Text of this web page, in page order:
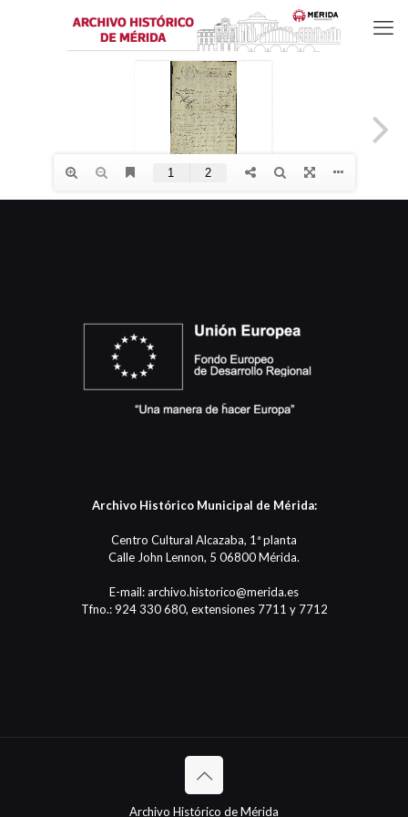
Archivo Histórico Municipal de Mérida:
Centro Cultural Alcazaba, 1ª planta
Calle John Lennon, 5 06800 Mérida.
E-mail: archivo.historico@merida.es
Tfno.: 924 330 680, extensiones 7711 y 7712
Archivo Histórico de Mérida